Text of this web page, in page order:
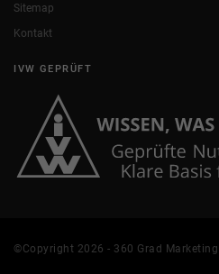
Sitemap
Kontakt
IVW GEPRÜFT
©Copyright 2026 - 360 Grad